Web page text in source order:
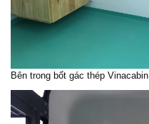
Bên trong bốt gác thép Vinacabin